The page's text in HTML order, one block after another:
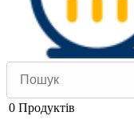
0 Продуктів